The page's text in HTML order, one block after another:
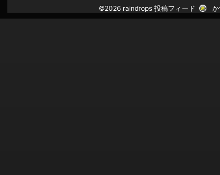
©2026 raindrops投稿フィード